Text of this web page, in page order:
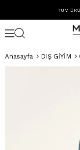
TÜM
Anasayfa DIŞ GİYİM